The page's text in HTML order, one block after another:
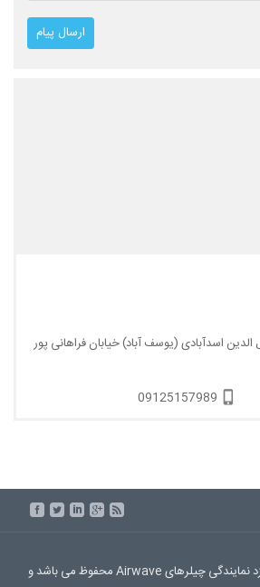
اسدآبادی (یوسف آباد) خیابان فراهانی پور
09125157989
تمامی حقوق این سایت نزد نمایندگی چیلرهای Airwave محفوظ می باشد و